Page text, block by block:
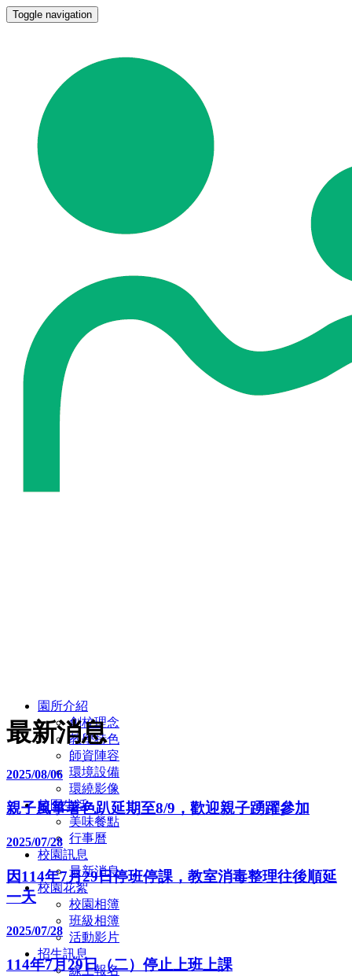
Toggle navigation
園所介紹
創校理念
教學特色
師資陣容
環境設備
環繞影像
校園生活
美味餐點
行事曆
校園訊息
最新消息
校園花絮
校園相簿
班級相簿
活動影片
招生訊息
線上報名
最新消息
2025/08/06
親子風箏著色趴延期至8/9，歡迎親子踴躍參加
2025/07/28
因114年7月29日停班停課，教室消毒整理往後順延
一天
2025/07/28
114年7月29日（二）停止上班上課